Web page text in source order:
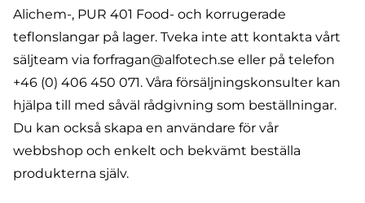
Alichem-, PUR 401 Food- och korrugerade
teflonslangar på lager. Tveka inte att kontakta vårt
säljteam via forfragan@alfotech.se eller på telefon
+46 (0) 406 450 071. Våra försäljningskonsulter kan
hjälpa till med såväl rådgivning som beställningar.
Du kan också skapa en användare för vår
webbshop och enkelt och bekvämt beställa
produkterna själv.